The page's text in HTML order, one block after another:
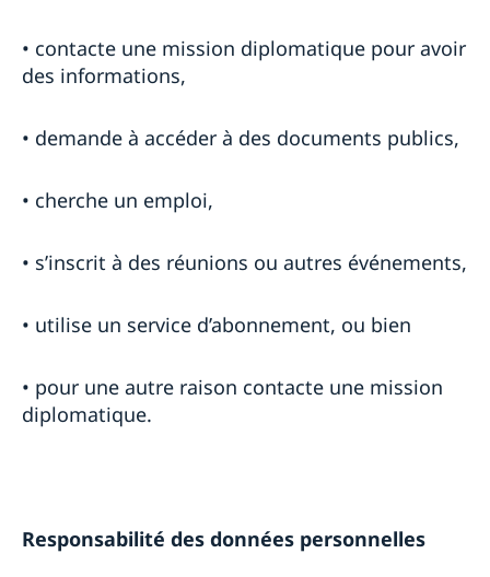
• contacte une mission diplomatique pour avoir
des informations,
• demande à accéder à des documents publics,
• cherche un emploi,
• s’inscrit à des réunions ou autres événements,
• utilise un service d’abonnement, ou bien
• pour une autre raison contacte une mission
diplomatique.
Responsabilité des données personnelles